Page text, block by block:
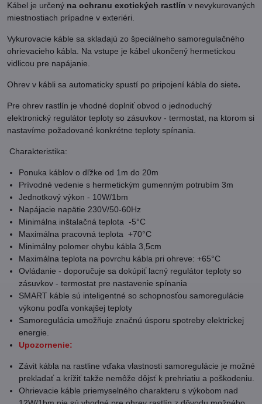
Kábel je určený na ochranu exotických rastlín v nevykurovaných
miestnostiach prípadne v exteriéri.
Vykurovacie káble sa skladajú zo špeciálneho samoregulačného
ohrievacieho kábla. Na vstupe je kábel ukončený hermetickou
vidlicou pre napájanie.
Ohrev v kábli sa automaticky spustí po pripojení kábla do siete.
Pre ohrev rastlín je vhodné doplniť obvod o jednoduchý
elektronický regulátor teploty so zásuvkov - termostat, na ktorom si
nastavíme požadované konkrétne teploty spínania.
Charakteristika:
Ponuka káblov o dľžke od 1m do 20m
Prívodné vedenie s hermetickým gumenným potrubím 3m
Jednotkový výkon - 10W/1bm
Napájacie napätie 230V/50-60Hz
Minimálna inštalačná teplota -5°C
Maximálna pracovná teplota +70°C
Minimálny polomer ohybu kábla 3,5cm
Maximálna teplota na povrchu kábla pri ohreve: +65°C
Ovládanie - doporučuje sa dokúpiť lacný regulátor teploty so
zásuvkov - termostat pre nastavenie spínania
SMART káble sú inteligentné so schopnosťou samoregulácie
výkonu podľa vonkajšej teploty
Samoregulácia umožňuje značnú úsporu spotreby elektrickej
energie.
Upozornenie:
Závit kábla na rastline vďaka vlastnosti samoregulácie je možné
prekladať a krížiť takže nemôže dôjsť k prehriatiu a poškodeniu.
Ohrievacie káble priemyselného charakteru s výkobom nad